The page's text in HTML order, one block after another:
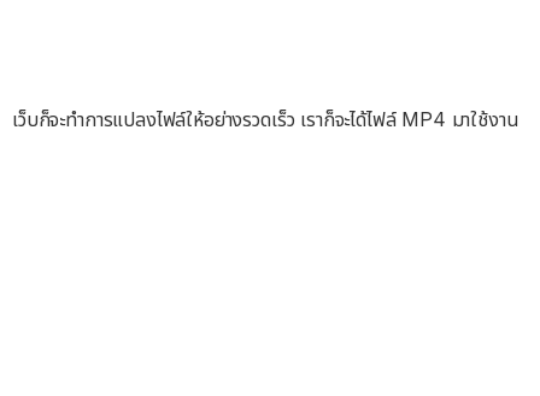
เว็บก็จะทำการแปลงไฟล์ให้อย่างรวดเร็ว เราก็จะได้ไฟล์ MP4 มาใช้งาน